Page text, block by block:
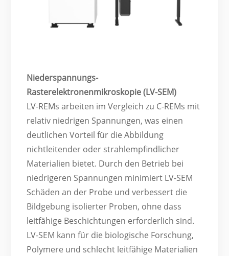
Niederspannungs-
Rasterelektronenmikroskopie (LV-SEM)
LV-REMs arbeiten im Vergleich zu C-REMs mit
relativ niedrigen Spannungen, was einen
deutlichen Vorteil für die Abbildung
nichtleitender oder strahlempfindlicher
Materialien bietet. Durch den Betrieb bei
niedrigeren Spannungen minimiert LV-SEM
Schäden an der Probe und verbessert die
Bildgebung isolierter Proben, ohne dass
leitfähige Beschichtungen erforderlich sind.
LV-SEM kann für die biologische Forschung,
Polymere und schlecht leitfähige Materialien